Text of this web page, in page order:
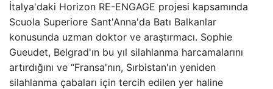
İtalya'daki Horizon RE-ENGAGE projesi kapsamında
Scuola Superiore Sant'Anna'da Batı Balkanlar
konusunda uzman doktor ve araştırmacı. Sophie
Gueudet, Belgrad'ın bu yıl silahlanma harcamalarını
artırdığını ve “Fransa'nın, Sırbistan'ın yeniden
silahlanma çabaları için tercih edilen yer haline